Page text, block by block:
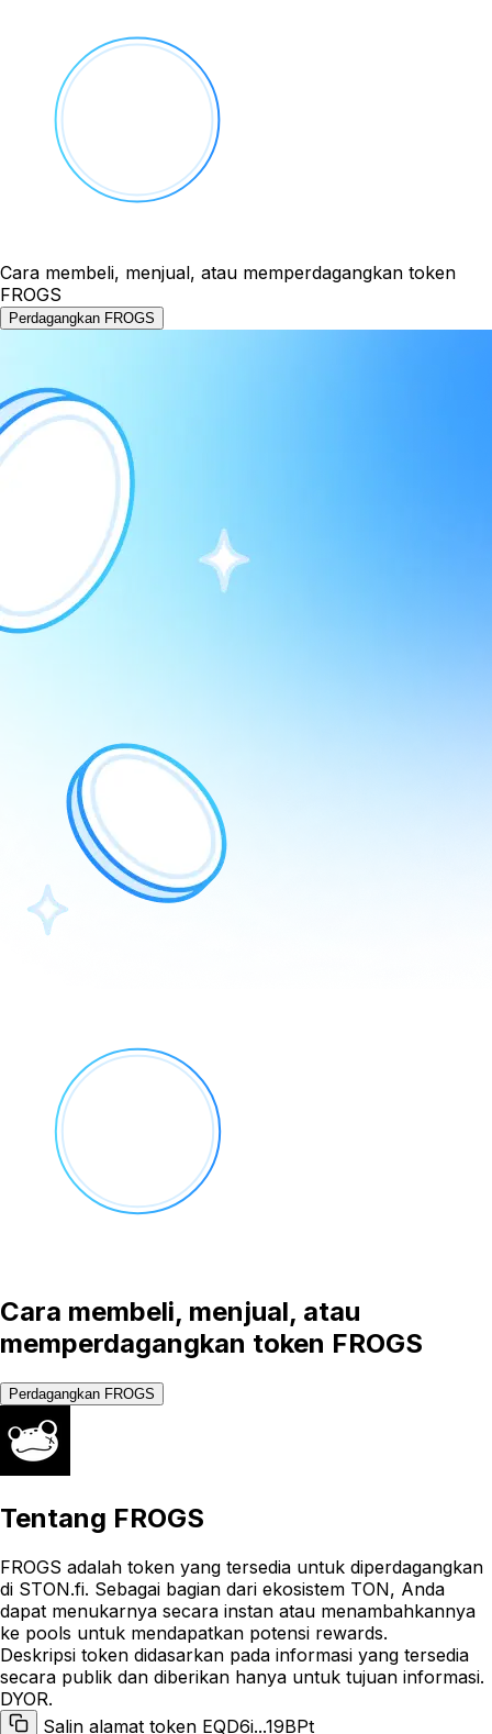
Cara membeli, menjual, atau memperdagangkan token
FROGS
Perdagangkan FROGS
Cara membeli, menjual, atau
memperdagangkan token FROGS
Perdagangkan FROGS
Tentang FROGS
FROGS adalah token yang tersedia untuk diperdagangkan
di STON.fi. Sebagai bagian dari ekosistem TON, Anda
dapat menukarnya secara instan atau menambahkannya
ke pools untuk mendapatkan potensi rewards.
Deskripsi token didasarkan pada informasi yang tersedia
secara publik dan diberikan hanya untuk tujuan informasi.
DYOR.
Salin alamat token EQD6i...19BPt